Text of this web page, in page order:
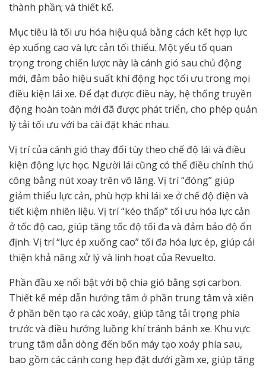
thành phần; và thiết kế.
Mục tiêu là tối ưu hóa hiệu quả bằng cách kết hợp lực
ép xuống cao và lực cản tối thiểu. Một yếu tố quan
trọng trong chiến lược này là cánh gió sau chủ động
mới, đảm bảo hiệu suất khí động học tối ưu trong mọi
điều kiện lái xe. Để đạt được điều này, hệ thống truyền
động hoàn toàn mới đã được phát triển, cho phép quản
lý tải tối ưu với ba cài đặt khác nhau.
Vị trí của cánh gió thay đổi tùy theo chế độ lái và điều
kiện động lực học. Người lái cũng có thể điều chỉnh thủ
công bằng nút xoay trên vô lăng. Vị trí “đóng” giúp
giảm thiểu lực cản, phù hợp khi lái xe ở chế độ điện và
tiết kiệm nhiên liệu. Vị trí “kéo thấp” tối ưu hóa lực cản
ở tốc độ cao, giúp tăng tốc độ tối đa và đảm bảo độ ổn
định. Vị trí “lực ép xuống cao” tối đa hóa lực ép, giúp cải
thiện khả năng xử lý và linh hoạt của Revuelto.
Phần đầu xe nổi bật với bộ chia gió bằng sợi carbon.
Thiết kế mép dẫn hướng tâm ở phần trung tâm và xiên
ở phần bên tạo ra các xoáy, giúp tăng tải trọng phía
trước và điều hướng luồng khí tránh bánh xe. Khu vực
trung tâm dẫn dòng đến bốn máy tạo xoáy phía sau,
bao gồm các cánh cong hẹp đặt dưới gầm xe, giúp tăng